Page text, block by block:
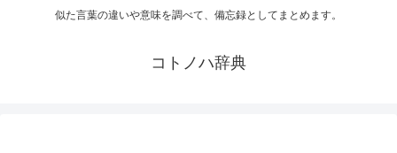
似た言葉の違いや意味を調べて、備忘録としてまとめます。
コトノハ辞典